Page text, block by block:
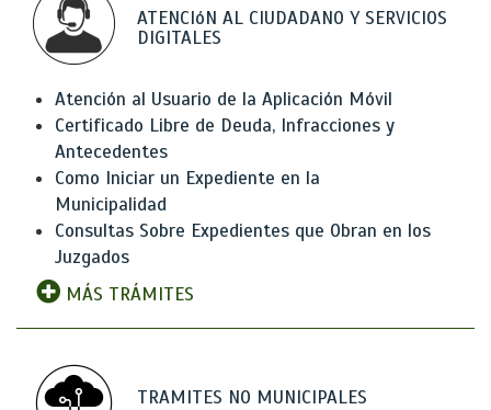
ATENCIóN AL CIUDADANO Y SERVICIOS
DIGITALES
Atención al Usuario de la Aplicación Móvil
Certificado Libre de Deuda, Infracciones y
Antecedentes
Como Iniciar un Expediente en la
Municipalidad
Consultas Sobre Expedientes que Obran en los
Juzgados
MÁS TRÁMITES
TRAMITES NO MUNICIPALES